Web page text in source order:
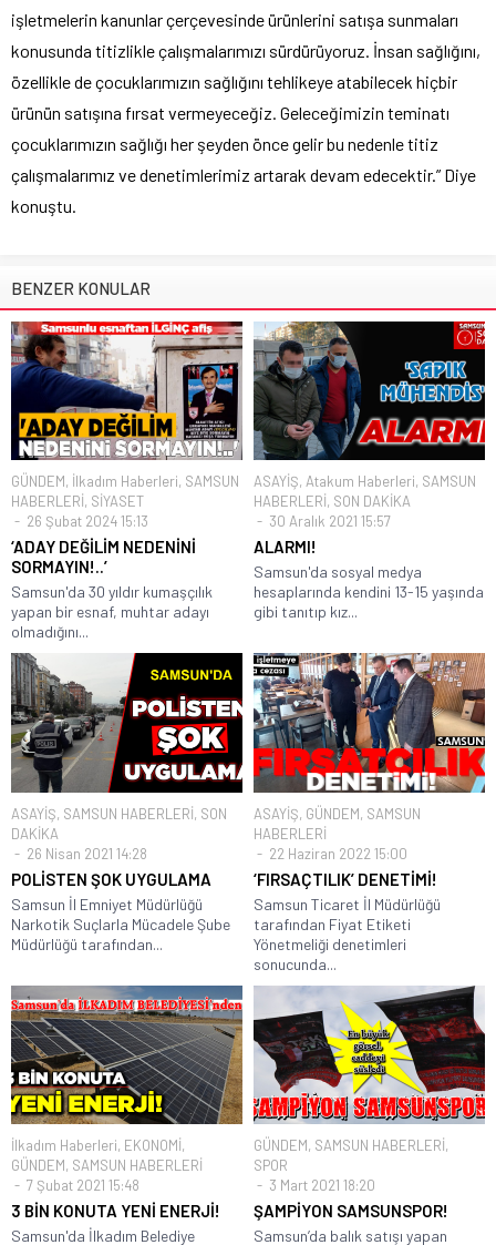
işletmelerin kanunlar çerçevesinde ürünlerini satışa sunmaları
konusunda titizlikle çalışmalarımızı sürdürüyoruz. İnsan sağlığını,
özellikle de çocuklarımızın sağlığını tehlikeye atabilecek hiçbir
ürünün satışına fırsat vermeyeceğiz. Geleceğimizin teminatı
çocuklarımızın sağlığı her şeyden önce gelir bu nedenle titiz
çalışmalarımız ve denetimlerimiz artarak devam edecektir.” Diye
konuştu.
BENZER KONULAR
GÜNDEM, İlkadım Haberleri, SAMSUN
HABERLERİ, SİYASET
26 Şubat 2024 15:13
‘ADAY DEĞİLİM NEDENİNİ
SORMAYIN!..’
Samsun'da 30 yıldır kumaşçılık
yapan bir esnaf, muhtar adayı
olmadığını...
ASAYİŞ, Atakum Haberleri, SAMSUN
HABERLERİ, SON DAKİKA
30 Aralık 2021 15:57
ALARMI!
Samsun'da sosyal medya
hesaplarında kendini 13-15 yaşında
gibi tanıtıp kız...
ASAYİŞ, SAMSUN HABERLERİ, SON
DAKİKA
26 Nisan 2021 14:28
POLİSTEN ŞOK UYGULAMA
Samsun İl Emniyet Müdürlüğü
Narkotik Suçlarla Mücadele Şube
Müdürlüğü tarafından...
ASAYİŞ, GÜNDEM, SAMSUN
HABERLERİ
22 Haziran 2022 15:00
‘FIRSAÇTILIK’ DENETİMİ!
Samsun Ticaret İl Müdürlüğü
tarafından Fiyat Etiketi
Yönetmeliği denetimleri
sonucunda...
İlkadım Haberleri, EKONOMİ,
GÜNDEM, SAMSUN HABERLERİ
7 Şubat 2021 15:48
3 BİN KONUTA YENİ ENERJİ!
Samsun'da İlkadım Belediye
GÜNDEM, SAMSUN HABERLERİ,
SPOR
3 Mart 2021 18:20
ŞAMPİYON SAMSUNSPOR!
Samsun’da balık satışı yapan